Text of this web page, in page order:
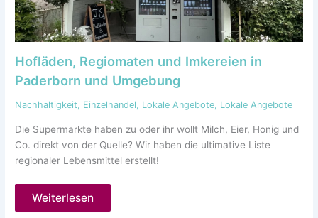
Hofläden, Regiomaten und Imkereien in
Paderborn und Umgebung
Nachhaltigkeit, Einzelhandel, Lokale Angebote, Lokale Angebote
Die Supermärkte haben zu oder ihr wollt Milch, Eier, Honig und
Co. direkt von der Quelle? Wir haben die ultimative Liste
regionaler Lebensmittel erstellt!
Weiterlesen